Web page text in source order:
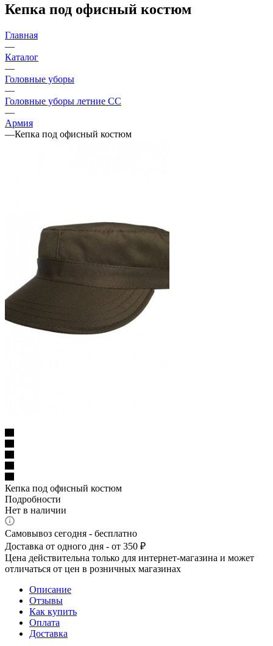
Кепка под офисный костюм
Главная
—
Каталог
—
Головные уборы
—
Головные уборы летние СС
—
Армия
—Кепка под офисный костюм
Кепка под офисный костюм
Подробности
Нет в наличии
Самовывоз сегодня - бесплатно
Доставка от одного дня - от 350 ₽
Цена действительна только для интернет-магазина и может
отличаться от цен в розничных магазинах
Описание
Отзывы
Как купить
Оплата
Доставка